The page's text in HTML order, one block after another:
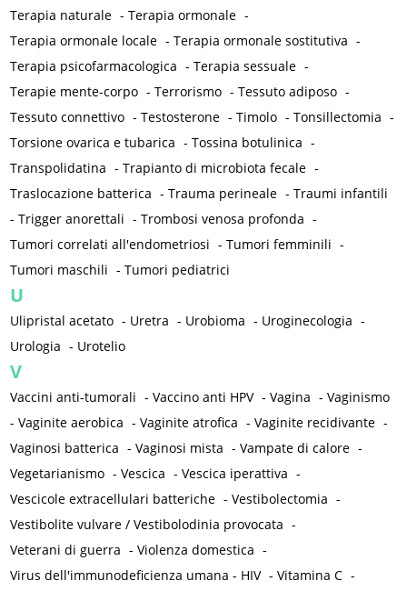
Terapia naturale -Terapia ormonale -
Terapia ormonale locale -Terapia ormonale sostitutiva -
Terapia psicofarmacologica -Terapia sessuale -
Terapie mente-corpo -Terrorismo -Tessuto adiposo -
Tessuto connettivo -Testosterone -Timolo -Tonsillectomia -
Torsione ovarica e tubarica -Tossina botulinica -
Transpolidatina -Trapianto di microbiota fecale -
Traslocazione batterica -Trauma perineale -Traumi infantili
-Trigger anorettali -Trombosi venosa profonda -
Tumori correlati all'endometriosi -Tumori femminili -
Tumori maschili -Tumori pediatrici
U
Ulipristal acetato - Uretra - Urobioma - Uroginecologia -
Urologia - Urotelio
V
Vaccini anti-tumorali -Vaccino anti HPV -Vagina -Vaginismo
-Vaginite aerobica -Vaginite atrofica -Vaginite recidivante -
Vaginosi batterica -Vaginosi mista -Vampate di calore -
Vegetarianismo -Vescica -Vescica iperattiva -
Vescicole extracellulari batteriche -Vestibolectomia -
Vestibolite vulvare / Vestibolodinia provocata -
Veterani di guerra -Violenza domestica -
Virus dell'immunodeficienza umana - HIV -Vitamina C -